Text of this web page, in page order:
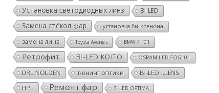
Установка светодиодных линз BI-LED
Замена стёкол фар установка би-ксенона
замена линз Toyota Avensis BMW 7 F01
Ретрофит BI-LED KOITO OSRAM LED FOG101
DRL NOLDEN тюнинг оптики
BI-LED I.LENS
HPL
Ремонт фар BI-LED OPTIMA